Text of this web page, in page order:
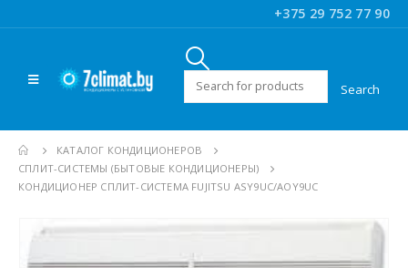
+375 29 752 77 90
Искать:
КАТАЛОГ КОНДИЦИОНЕРОВ
CПЛИТ-СИСТЕМЫ (БЫТОВЫЕ КОНДИЦИОНЕРЫ)
КОНДИЦИОНЕР СПЛИТ-СИСТЕМА FUJITSU ASY9UС/AOY9UC